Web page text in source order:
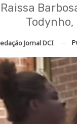
Jornal DCI